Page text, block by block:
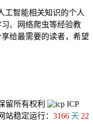
工智能相关知识的个人
、网络爬虫等经验教
给最需要的读者，希望
留所有权利
ICP
站稳定运行： 3166 天 22